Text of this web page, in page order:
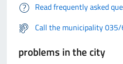
Read frequently asked
Call the municipality 035/
problems in the city